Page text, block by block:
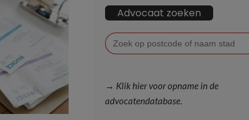
Advocaat zoeken
Zoek
naar:
→ Klik hier voor opname in de
advocatendatabase.